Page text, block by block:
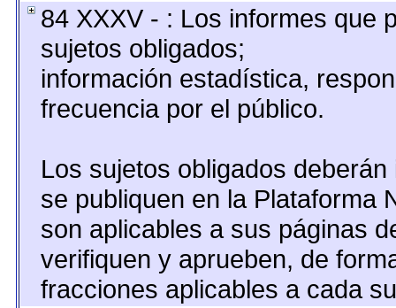
84 XXXV - : Los informes que
sujetos obligados;
información estadística,
frecuencia por el público.
Los sujetos obligados
se publiquen en la Plataforma
son aplicables a sus páginas
verifiquen y aprueben, de
fracciones aplicables a cada